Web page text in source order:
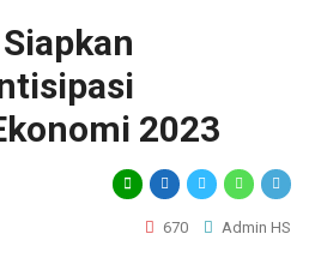
2023
670 Admin HS